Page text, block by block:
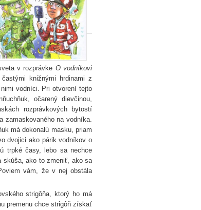
v rozprávke O vodníkovi
knižnými hrdinami z
vodníci. Pri otvorení tejto
očarený dievčinou,
rozprávkových bytostí
zamaskovaného na vodníka.
má dokonalú masku, priam
dvojici ako párik vodníkov o
trpké časy, lebo sa nechce
skúša, ako to zmeniť, ako sa
vám, že v nej obstála
strigôňa, ktorý ho má
premenu chce strigôň získať